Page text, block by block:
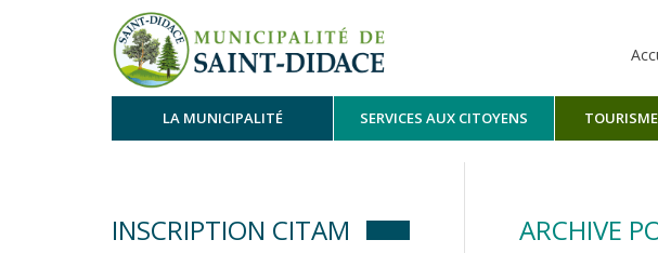
LA MUNICIPALITÉ SERVICES AUX CITOYENS
ARCHIVE
INSCRIPTION CITAM